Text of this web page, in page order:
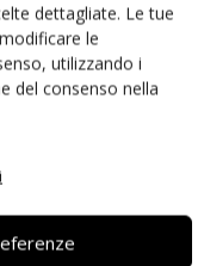
dettagliate. Le tue
le
utilizzando i
del consenso nella